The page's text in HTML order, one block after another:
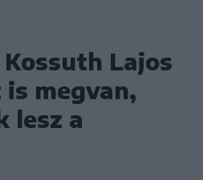
Lajos
megvan,
lesz a